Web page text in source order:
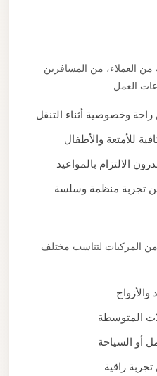
العملاء، من المسافرين
العمل.
وخصوصية أثناء التنقل
للأمتعة والأطفال
الالتزام بالمواعيد
تجربة منظمة وسلسة
المركبات لتناسب مختلف
المتوسطة
السياحة
راقية